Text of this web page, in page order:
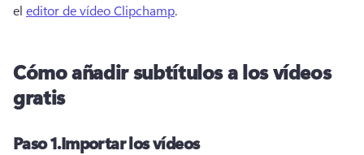
el editor de vídeo Clipchamp.
Cómo añadir subtítulos a los vídeos
gratis
Paso 1.Importar los vídeos